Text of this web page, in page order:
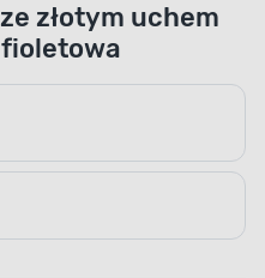
złotym uchem